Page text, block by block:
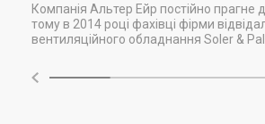
Компанія Альтер Ейр постійно прагне
тому в 2014 році фахівці фірми
вентиляційного обладнання Soler &